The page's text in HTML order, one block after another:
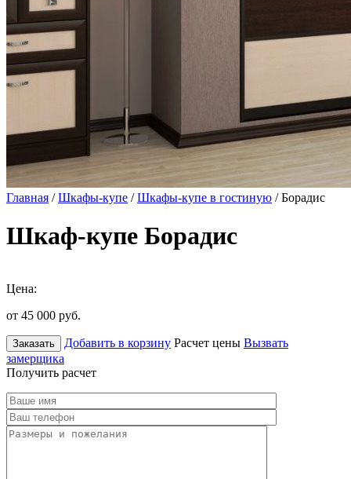
Главная /Шкафы-купе /Шкафы-купе в гостиную / Борадис
Шкаф-купе Борадис
Цена:
от 45 000 руб.
Заказать Добавить в корзину Расчет цены Вызвать
замерщика
Получить расчет